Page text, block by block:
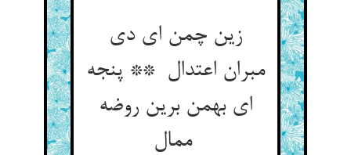
زین چمن ای دی
مبران اعتدال ** پنجه
ای بهمن برین روضه
ممال